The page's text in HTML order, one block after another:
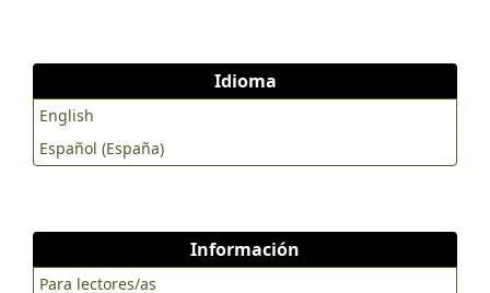
https://doi.org/10.1111/geb.12260
GBIF.org (2021). GBIF Occurrence Download. Recuperado el
18 de marzo, 2021 de:
identification of areas of endemism, v. 3.1, Program and
documentation. Recuperado el 17 de marzo, 2021 de:
https://www.lillo.org.ar/phylogeny
Idioma
English
Español (España)
Información
Para lectores/as